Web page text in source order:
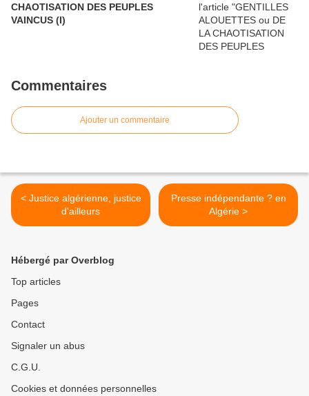
CHAOTISATION DES PEUPLES
VAINCUS (I)
Commentaires
Ajouter un commentaire
< Justice algérienne, justice
d'ailleurs
Presse indépendante ? en
Algérie >
Hébergé par Overblog
Top articles
Pages
Contact
Signaler un abus
C.G.U.
Cookies et données personnelles